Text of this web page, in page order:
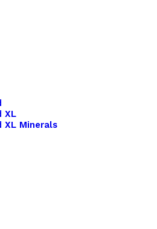
XL
XL Minerals
aan winkelwagen
& Breien
verzonden